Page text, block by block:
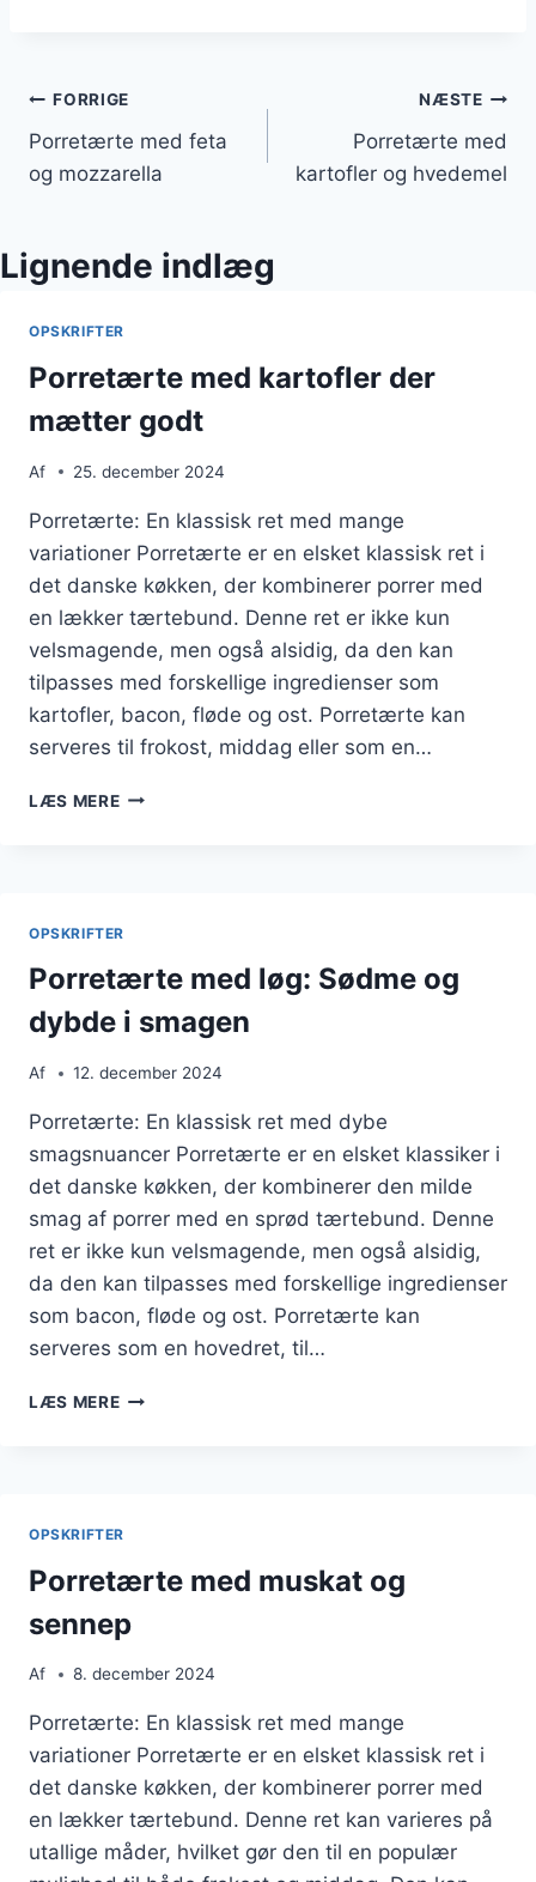
Indlægsnavigation
FORRIGE
Porretærte med feta
og mozzarella
NÆSTE
Porretærte med
kartofler og hvedemel
Lignende indlæg
OPSKRIFTER
Porretærte med kartofler der
mætter godt
Af 25. december 2024
Porretærte: En klassisk ret med mange
variationer Porretærte er en elsket klassisk ret i
det danske køkken, der kombinerer porrer med
en lækker tærtebund. Denne ret er ikke kun
velsmagende, men også alsidig, da den kan
tilpasses med forskellige ingredienser som
kartofler, bacon, fløde og ost. Porretærte kan
serveres til frokost, middag eller som en…
LÆS MEREPORRETÆRTE
OPSKRIFTER
Porretærte med løg: Sødme og
dybde i smagen
Af 12. december 2024
Porretærte: En klassisk ret med dybe
smagsnuancer Porretærte er en elsket klassiker i
det danske køkken, der kombinerer den milde
smag af porrer med en sprød tærtebund. Denne
ret er ikke kun velsmagende, men også alsidig,
da den kan tilpasses med forskellige ingredienser
som bacon, fløde og ost. Porretærte kan
serveres som en hovedret, til…
LÆS MEREPORRETÆRTE
SMAGEN
OPSKRIFTER
Porretærte med muskat og
sennep
Af 8. december 2024
Porretærte: En klassisk ret med mange
variationer Porretærte er en elsket klassisk ret i
det danske køkken, der kombinerer porrer med
en lækker tærtebund. Denne ret kan varieres på
utallige måder, hvilket gør den til en populær